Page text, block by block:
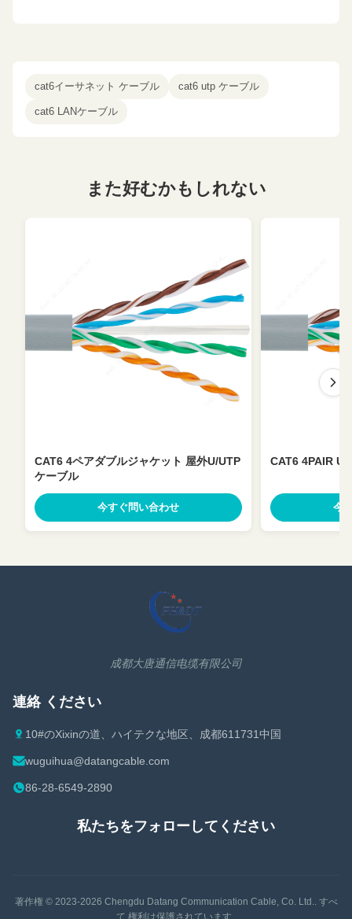
cat6イーサネット ケーブル cat6 utp ケーブル
cat6 LANケーブル
また好むかもしれない
CAT6 4ペアダブルジャケット 屋外U/UTP
ケーブル
今すぐ問い合わせ
CAT6 4PAIR U/
今
成都大唐通信电缆有限公司
連絡 ください
10#のXixinの道、ハイテクな地区、成都611731中国
wuguihua@datangcable.com
86-28-6549-2890
私たちをフォローしてください
著作権 © 2023-2026 Chengdu Datang Communication Cable, Co. Ltd.
. すべ
て 権利は保護されています..